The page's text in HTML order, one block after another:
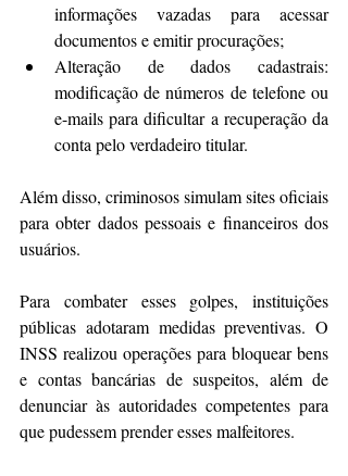
informações vazadas para acessar
documentos e emitir procurações;
Alteração de dados cadastrais:
modificação de números de telefone ou
e-mails para dificultar a recuperação da
conta pelo verdadeiro titular.
Além disso, criminosos simulam sites oficiais
para obter dados pessoais e financeiros dos
usuários.
Para combater esses golpes, instituições
públicas adotaram medidas preventivas. O
INSS realizou operações para bloquear bens
e contas bancárias de suspeitos, além de
denunciar às autoridades competentes para
que pudessem prender esses malfeitores.